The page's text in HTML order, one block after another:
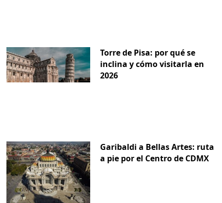
Torre de Pisa: por qué se
inclina y cómo visitarla en
2026
Garibaldi a Bellas Artes: ruta
a pie por el Centro de CDMX